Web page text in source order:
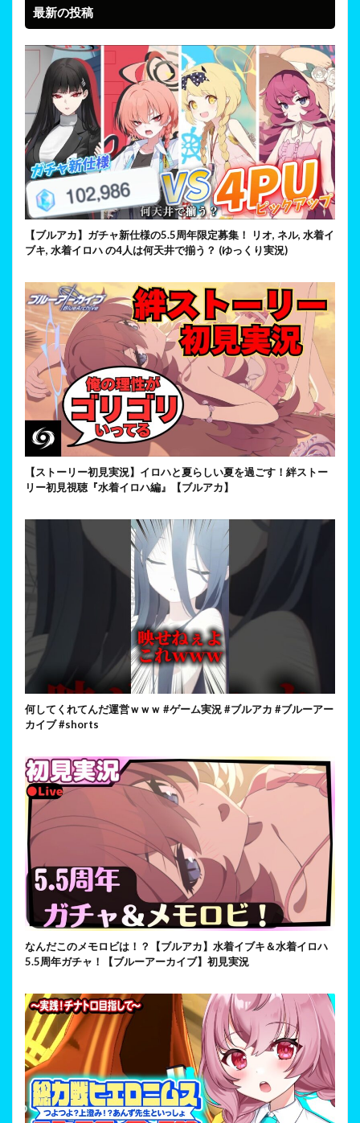
最新の投稿
【ブルアカ】ガチャ新仕様の5.5周年限定募集！ リオ, ネル, 水着イ
ブキ, 水着イロハ の4人は何天井で揃う？ (ゆっくり実況)
【ストーリー初見実況】イロハと夏らしい夏を過ごす！絆ストー
リー初見視聴『水着イロハ編』【ブルアカ】
何してくれてんだ運営ｗｗｗ #ゲーム実況 #ブルアカ #ブルーアー
カイブ #shorts
なんだこのメモロビは！？【ブルアカ】水着イブキ＆水着イロハ
5.5周年ガチャ！【ブルーアーカイブ】初見実況